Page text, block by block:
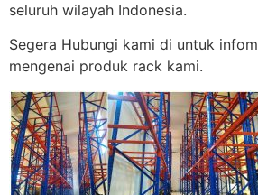
seluruh wilayah Indonesia.
Segera Hubungi kami di untuk
mengenai produk rack kami.